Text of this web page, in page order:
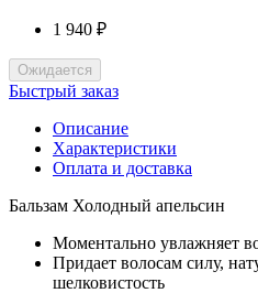
1 940 ₽
Ожидается
Быстрый заказ
Описание
Характеристики
Оплата и доставка
Бальзам Холодный апельсин
Моментально увлажняет
Придает волосам силу,
шелковистость